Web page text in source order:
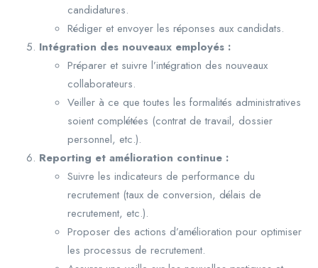
candidatures.
Rédiger et envoyer les réponses aux candidats.
Intégration des nouveaux employés :
Préparer et suivre l’intégration des nouveaux
collaborateurs.
Veiller à ce que toutes les formalités administratives
soient complétées (contrat de travail, dossier
personnel, etc.).
Reporting et amélioration continue :
Suivre les indicateurs de performance du
recrutement (taux de conversion, délais de
recrutement, etc.).
Proposer des actions d’amélioration pour optimiser
les processus de recrutement.